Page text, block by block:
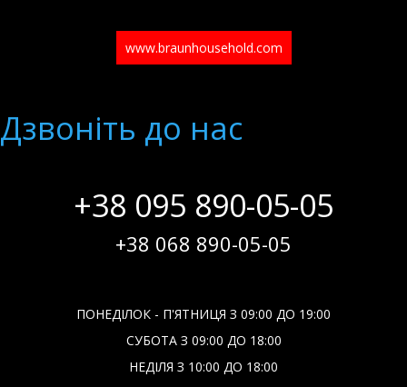
www.braunhousehold.com
Дзвонiть до нас
+38 095 890-05-05
+38 068 890-05-05
ПОНЕДІЛОК - П'ЯТНИЦЯ З 09:00 ДО 19:00
СУБОТА З 09:00 ДО 18:00
НЕДІЛЯ З 10:00 ДО 18:00